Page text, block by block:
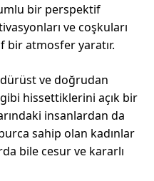
bir perspektif
ve coşkuları
bir atmosfer yaratır.
dürüst ve doğrudan
hissettiklerini açık bir
insanlardan da
sahip olan kadınlar
bile cesur ve kararlı